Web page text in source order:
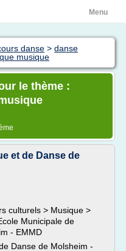
Menu
danse > danse
musique
le thème :
et de Danse de
culturels > Musique >
Municipale de
- EMMD
Danse de Molsheim -